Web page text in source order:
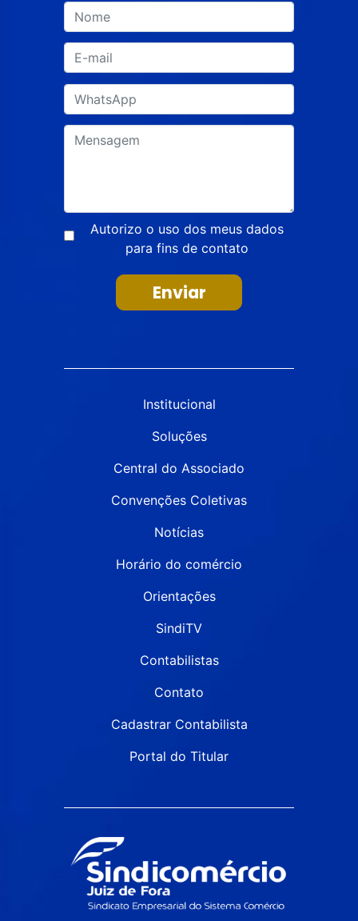
Autorizo o uso dos meus dados
para fins de contato
Enviar
Institucional
Soluções
Central do Associado
Convenções Coletivas
Notícias
Horário do comércio
Orientações
SindiTV
Contabilistas
Contato
Cadastrar Contabilista
Portal do Titular